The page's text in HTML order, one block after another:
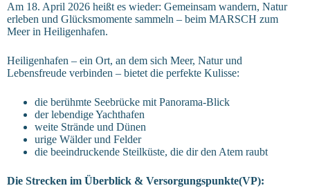
Am 18. April 2026 heißt es wieder: Gemeinsam wandern, Natur
erleben und Glücksmomente sammeln – beim MARSCH zum
Meer in Heiligenhafen.
Heiligenhafen – ein Ort, an dem sich Meer, Natur und
Lebensfreude verbinden – bietet die perfekte Kulisse:
die berühmte Seebrücke mit Panorama-Blick
der lebendige Yachthafen
weite Strände und Dünen
urige Wälder und Felder
die beeindruckende Steilküste, die dir den Atem raubt
Die Strecken im Überblick & Versorgungspunkte(VP):